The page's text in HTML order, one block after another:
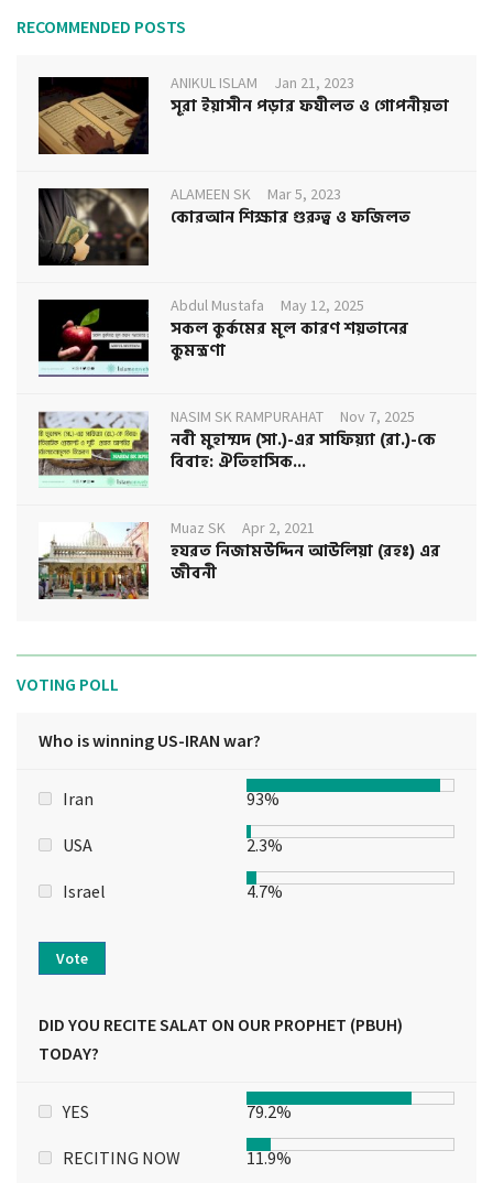
RECOMMENDED POSTS
ANIKUL ISLAM Jan 21, 2023
সূরা ইয়াসীন পড়ার ফযীলত ও গোপনীয়তা
ALAMEEN SK Mar 5, 2023
কোরআন শিক্ষার গুরুত্ব ও ফজিলত
Abdul Mustafa May 12, 2025
সকল কুর্কমের মূল কারণ শয়তানের
কুমন্ত্রণা
NASIM SK RAMPURAHAT Nov 7, 2025
নবী মুহাম্মদ (সা.)-এর সাফিয়্যা (রা.)-কে
বিবাহ: ঐতিহাসিক...
Muaz SK Apr 2, 2021
হযরত নিজামউদ্দিন আউলিয়া (রহঃ) এর
জীবনী
VOTING POLL
Who is winning US-IRAN war?
Iran 93%
USA 2.3%
Israel 4.7%
Vote
DID YOU RECITE SALAT ON OUR PROPHET (PBUH)
TODAY?
YES 79.2%
RECITING NOW 11.9%